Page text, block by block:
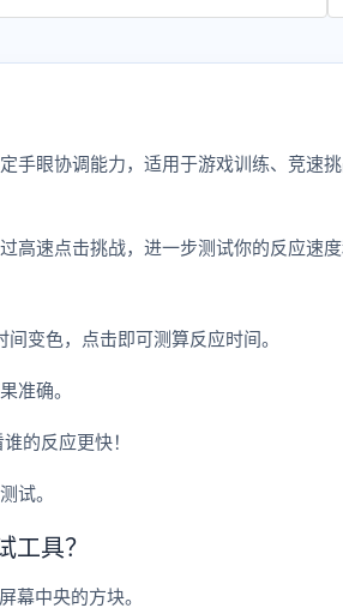
手眼协调能力，适用于游戏训练、竞速
高速点击挑战，进一步测试你的反应速
变色，点击即可测算反应时间。
准确。
的反应更快！
试。
具？
幕中央的方块。